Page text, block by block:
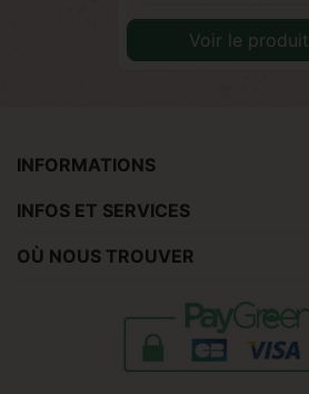
Voir le produit
INFORMATIONS
INFOS ET SERVICES
OÙ NOUS TROUVER